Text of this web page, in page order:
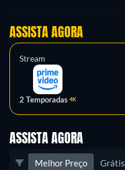
ASSISTA AGORA
Stream
2 Temporadas 4K
ASSISTA AGORA
Melhor Preço Grátis